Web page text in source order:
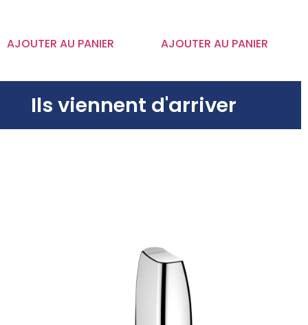
AJOUTER AU PANIER AJOUTER AU PANIER
Ils viennent d'arriver